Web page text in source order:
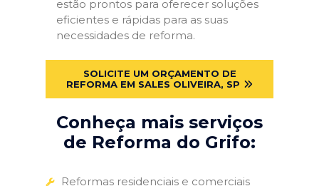
estão prontos para oferecer soluções
eficientes e rápidas para as suas
necessidades de reforma.
SOLICITE UM ORÇAMENTO DE
REFORMA EM SALES OLIVEIRA, SP
Conheça mais serviços
de Reforma do Grifo:
Reformas residenciais e comerciais